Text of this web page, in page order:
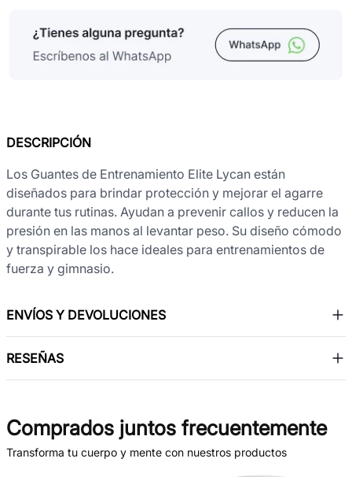
DESCRIPCIÓN
Los Guantes de Entrenamiento Elite Lycan están
diseñados para brindar protección y mejorar el agarre
durante tus rutinas. Ayudan a prevenir callos y reducen la
presión en las manos al levantar peso. Su diseño cómodo
y transpirable los hace ideales para entrenamientos de
fuerza y gimnasio.
ENVÍOS Y DEVOLUCIONES
RESEÑAS
Comprados juntos frecuentemente
Transforma tu cuerpo y mente con nuestros productos